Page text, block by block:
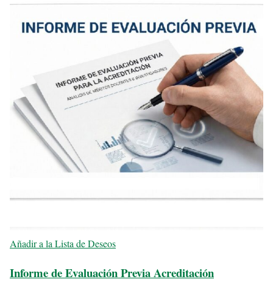
Añadir a la Lista de Deseos
Informe de Evaluación Previa Acreditación